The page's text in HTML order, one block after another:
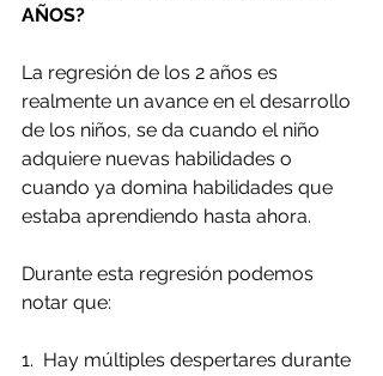
AÑOS?
La regresión de los 2 años es
realmente un avance en el desarrollo
de los niños, se da cuando el niño
adquiere nuevas habilidades o
cuando ya domina habilidades que
estaba aprendiendo hasta ahora.
Durante esta regresión podemos
notar que:
1.  Hay múltiples despertares durante